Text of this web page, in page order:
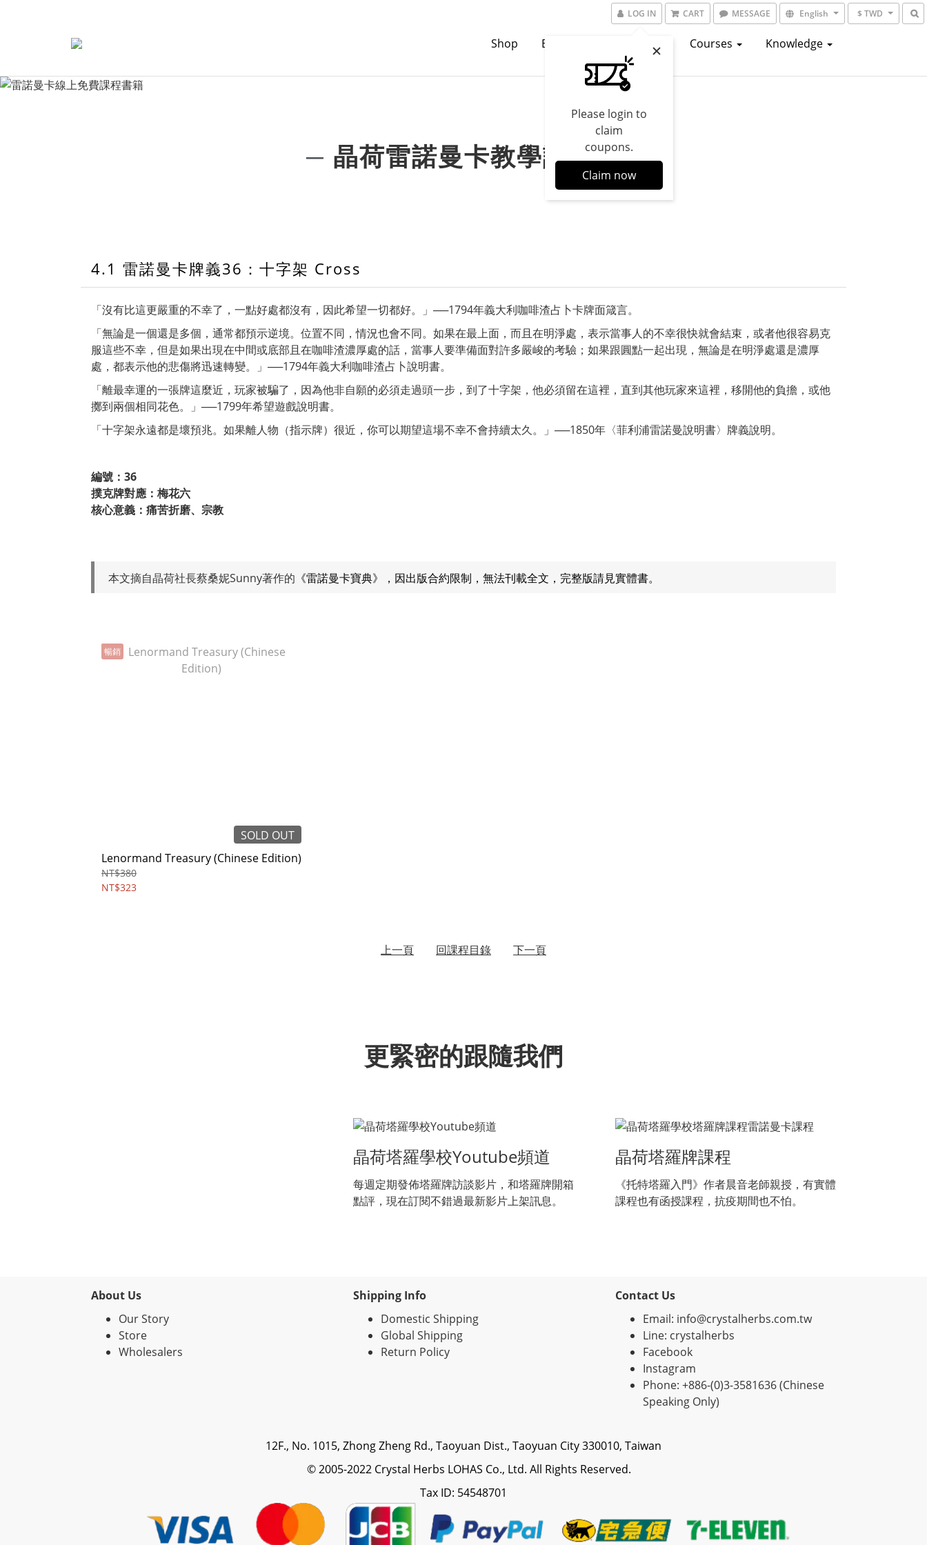
LOG IN
Please login to
claim
coupons.
Claim now
CART MESSAGE English $ TWD
Shop Brands Catalogs Courses Knowledge
─ 晶荷雷諾曼卡教學課程─
4.1 雷諾曼卡牌義36：十字架 Cross
「沒有比這更嚴重的不幸了，一點好處都沒有，因此希望一切都好。」──1794年義大利咖啡渣占卜卡牌面箴言。
「無論是一個還是多個，通常都預示逆境。位置不同，情況也會不同。如果在最上面，而且在明淨處，表示當事人的不幸很快就會結束，或者他很容易克
服這些不幸，但是如果出現在中間或底部且在咖啡渣濃厚處的話，當事人要準備面對許多嚴峻的考驗；如果跟圓點一起出現，無論是在明淨處還是濃厚
處，都表示他的悲傷將迅速轉變。」──1794年義大利咖啡渣占卜說明書。
「離最幸運的一張牌這麼近，玩家被騙了，因為他非自願的必須走過頭一步，到了十字架，他必須留在這裡，直到其他玩家來這裡，移開他的負擔，或他
擲到兩個相同花色。」──1799年希望遊戲說明書。
「十字架永遠都是壞預兆。如果離人物（指示牌）很近，你可以期望這場不幸不會持續太久。」──1850年〈菲利浦雷諾曼說明書〉牌義說明。
編號：36
撲克牌對應：梅花六
核心意義：痛苦折磨、宗教
本文摘自晶荷社長蔡桑妮Sunny著作的 《雷諾曼卡寶典》，因出版合約限制，無法刊載全文，完整版請見實體書。
暢銷
SOLD OUT
Lenormand Treasury (Chinese Edition)
NT$380
NT$323
上一頁 回課程目錄 下一頁
更緊密的跟隨我們
晶荷塔羅學校Youtube頻道
每週定期發佈塔羅牌訪談影片，和塔羅牌開箱
點評，現在訂閱不錯過最新影片上架訊息。
晶荷塔羅牌課程
《托特塔羅入門》作者晨音老師親授，有實體
課程也有函授課程，抗疫期間也不怕。
About Us
Our Story
Store
Wholesalers
Shipping Info
Domestic Shipping
Global Shipping
Return Policy
Contact Us
Email: info@crystalherbs.com.tw
Line: crystalherbs
Facebook
Instagram
Phone: +886-(0)3-3581636 (Chinese
Speaking Only)
12F., No. 1015, Zhong Zheng Rd., Taoyuan Dist., Taoyuan City 330010, Taiwan
© 2005-2022 Crystal Herbs LOHAS Co., Ltd. All Rights Reserved.
Tax ID: 54548701